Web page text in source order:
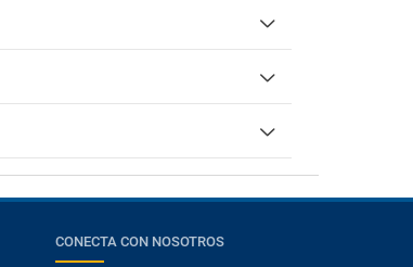
CONECTA CON NOSOTROS